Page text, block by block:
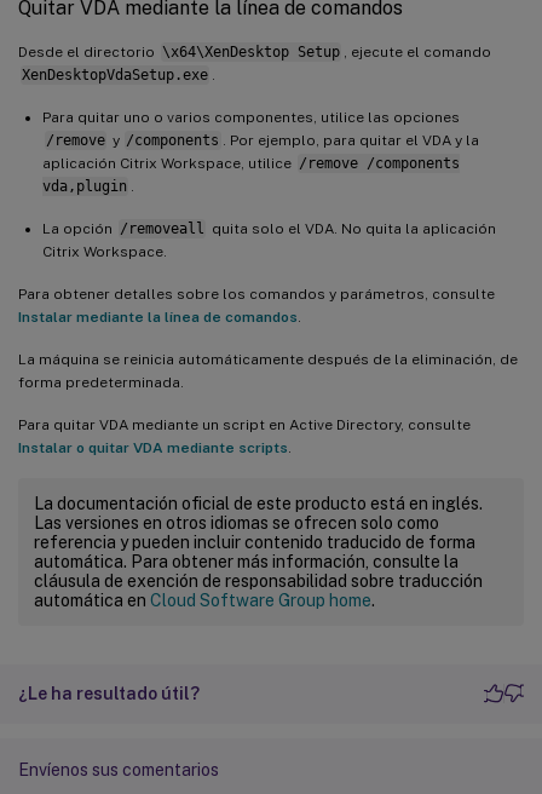
Quitar VDA mediante la línea de comandos
Desde el directorio \x64\XenDesktop Setup
, ejecute el comando
XenDesktopVdaSetup.exe
Para quitar uno o varios componentes, utilice las opciones
/remove y /components
. Por ejemplo, para quitar el VDA y la
aplicación Citrix Workspace, utilice /remove /components
vda,plugin
La opción /removeall
quita solo el VDA. No quita la aplicación
Citrix Workspace.
Para obtener detalles sobre los comandos y parámetros, consulte
Instalar mediante la línea de comandos
La máquina se reinicia automáticamente después de la eliminación, de
forma predeterminada.
Para quitar VDA mediante un script en Active Directory, consulte
Instalar o quitar VDA mediante scripts
La documentación oficial de este producto está en inglés.
Las versiones en otros idiomas se ofrecen solo como
referencia y pueden incluir contenido traducido de forma
automática. Para obtener más información, consulte la
cláusula de exención de responsabilidad sobre traducción
automática en Cloud Software Group home.
¿Le ha resultado útil?
Envíenos sus comentarios